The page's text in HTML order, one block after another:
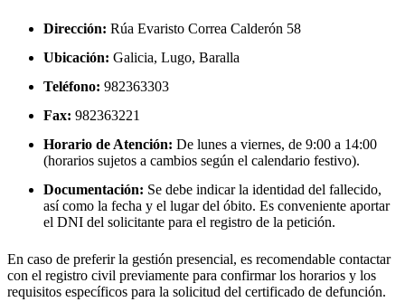
Dirección: Rúa Evaristo Correa Calderón 58
Ubicación: Galicia, Lugo, Baralla
Teléfono: 982363303
Fax: 982363221
Horario de Atención: De lunes a viernes, de 9:00 a 14:00
(horarios sujetos a cambios según el calendario festivo).
Documentación: Se debe indicar la identidad del fallecido,
así como la fecha y el lugar del óbito. Es conveniente aportar
el DNI del solicitante para el registro de la petición.
En caso de preferir la gestión presencial, es recomendable contactar
con el registro civil previamente para confirmar los horarios y los
requisitos específicos para la solicitud del certificado de defunción.